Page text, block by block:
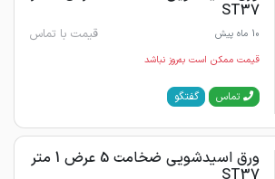
ST37
10 ماه پیش قیمت با تماس
قیمت ممکن است به‌روز نباشد
تماس گفتگو
ورق اسیدشویی ضخامت 5 عرض 1 متر